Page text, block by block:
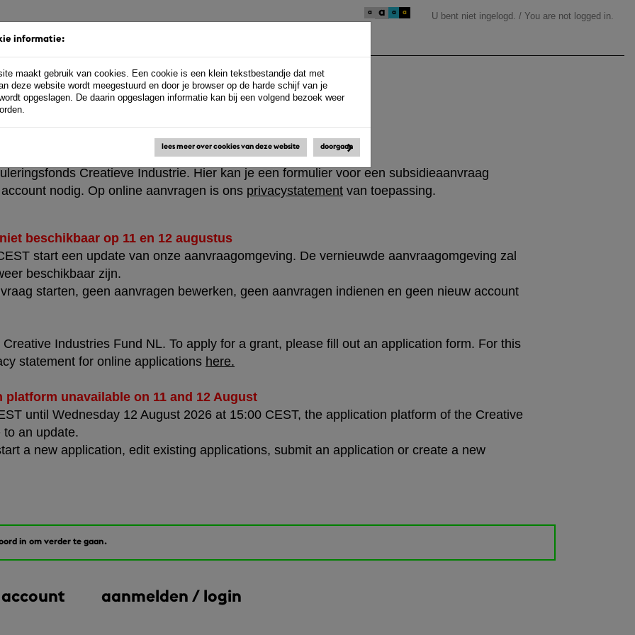
U bent niet ingelogd. / You are not logged in.
a a a a
Creatieve Industrie. Hier kan je een formulier voor een subsidieaanvraag
nodig. Op online aanvragen is ons privacystatement van toepassing.
beschikbaar op 11 en 12 augustus
start een update van onze aanvraagomgeving. De vernieuwde aanvraagomgeving zal
beschikbaar zijn.
starten, geen aanvragen bewerken, geen aanvragen indienen en geen nieuw account
Industries Fund NL. To apply for a grant, please fill out an application form. For this
statement for online applications here.
unavailable on 11 and 12 August
until Wednesday 12 August 2026 at 15:00 CEST, the application platform of the Creative
to an update.
a new application, edit existing applications, submit an application or create a new
in om verder te gaan.
aanmelden / login
informatie:
maakt gebruik van cookies. Een cookie is een klein tekstbestandje dat met
deze website wordt meegestuurd en door je browser op de harde schijf van je
opgeslagen. De daarin opgeslagen informatie kan bij een volgend bezoek weer
lees meer over cookies van deze website doorgaan